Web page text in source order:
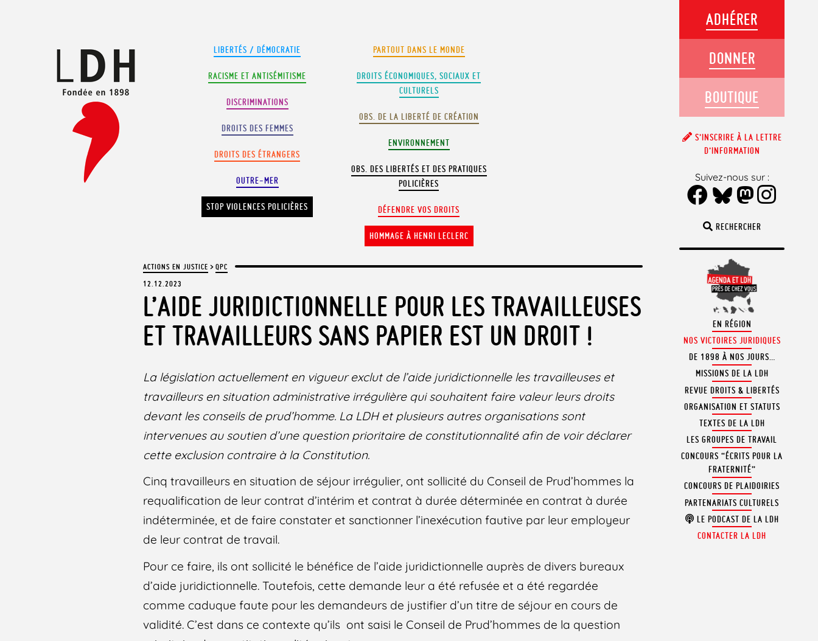
LIBERTÉS / DÉMOCRATIE
RACISME ET ANTISÉMITISME
DISCRIMINATIONS
DROITS DES FEMMES
DROITS DES ÉTRANGERS
OUTRE-MER
STOP VIOLENCES POLICIÈRES
PARTOUT DANS LE MONDE
DROITS ÉCONOMIQUES, SOCIAUX ET
CULTURELS
OBS. DE LA LIBERTÉ DE CRÉATION
ENVIRONNEMENT
OBS. DES LIBERTÉS ET DES PRATIQUES
POLICIÈRES
DÉFENDRE VOS DROITS
HOMMAGE À HENRI LECLERC
ACTIONS EN JUSTICE >QPC
12.12.2023
L’AIDE JURIDICTIONNELLE POUR LES TRAVAILLEUSES
ET TRAVAILLEURS SANS PAPIER EST UN DROIT !
La législation actuellement en vigueur exclut de l’aide juridictionnelle les travailleuses et
travailleurs en situation administrative irrégulière qui souhaitent faire valeur leurs droits
devant les conseils de prud’homme. La LDH et plusieurs autres organisations sont
intervenues au soutien d’une question prioritaire de constitutionnalité afin de voir déclarer
cette exclusion contraire à la Constitution.
Cinq travailleurs en situation de séjour irrégulier, ont sollicité du Conseil de Prud’hommes la
requalification de leur contrat d’intérim et contrat à durée déterminée en contrat à durée
indéterminée, et de faire constater et sanctionner l’inexécution fautive par leur employeur
de leur contrat de travail.
Pour ce faire, ils ont sollicité le bénéfice de l’aide juridictionnelle auprès de divers bureaux
d’aide juridictionnelle. Toutefois, cette demande leur a été refusée et a été regardée
comme caduque faute pour les demandeurs de justifier d’un titre de séjour en cours de
validité. C’est dans ce contexte qu’ils ont saisi le Conseil de Prud’hommes de la question
RECHERCHER
EN RÉGION
NOS VICTOIRES JURIDIQUES
DE 1898 À NOS JOURS…
MISSIONS DE LA LDH
REVUE DROITS & LIBERTÉS
ORGANISATION ET STATUTS
TEXTES DE LA LDH
LES GROUPES DE TRAVAIL
CONCOURS “ÉCRITS POUR LA
FRATERNITÉ”
CONCOURS DE PLAIDOIRIES
PARTENARIATS CULTURELS
LE PODCAST DE LA LDH
CONTACTER LA LDH
ADHÉRER
DONNER
BOUTIQUE
S’INSCRIRE À LA LETTRE
D’INFORMATION
Suivez-nous sur :